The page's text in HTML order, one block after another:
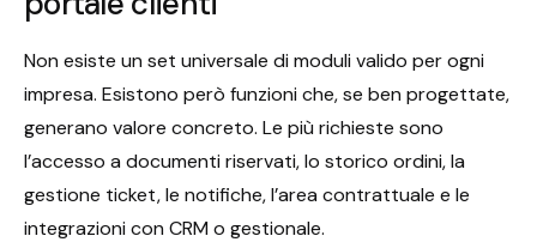
Non esiste un set universale di moduli valido per ogni
impresa. Esistono però funzioni che, se ben progettate,
generano valore concreto. Le più richieste sono
l’accesso a documenti riservati, lo storico ordini, la
gestione ticket, le notifiche, l’area contrattuale e le
integrazioni con CRM o gestionale.